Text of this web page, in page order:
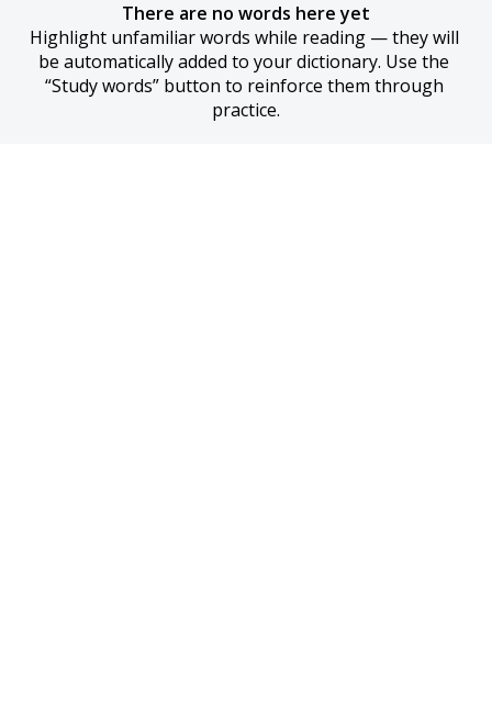
There are no words here yet
Highlight unfamiliar words while reading — they will
be automatically added to your dictionary. Use the
“Study words” button to reinforce them through
practice.